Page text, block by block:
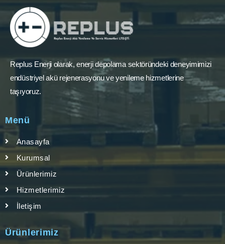
Replus Enerji olarak, enerji depolama sektöründeki deneyimimizi
endüstriyel akü rejenerasyonu ve yenileme hizmetlerine
taşıyoruz.
Menü
Anasayfa
Kurumsal
Ürünlerimiz
Hizmetlerimiz
İletişim
Ürünlerimiz